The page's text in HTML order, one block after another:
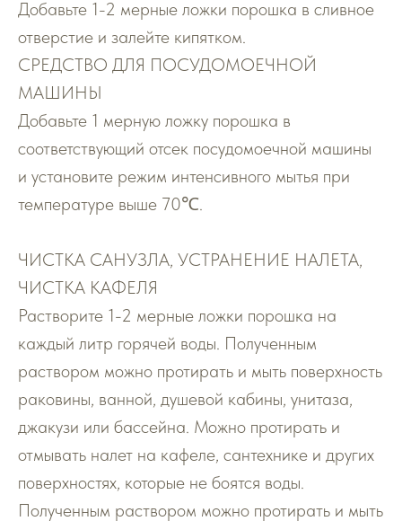
Добавьте 1-2 мерные ложки порошка в сливное
отверстие и залейте кипятком.
СРЕДСТВО ДЛЯ ПОСУДОМОЕЧНОЙ
МАШИНЫ
Добавьте 1 мерную ложку порошка в
соответствующий отсек посудомоечной машины
и установите режим интенсивного мытья при
температуре выше 70℃.
ЧИСТКА САНУЗЛА, УСТРАНЕНИЕ НАЛЕТА,
ЧИСТКА КАФЕЛЯ
Растворите 1-2 мерные ложки порошка на
каждый литр горячей воды. Полученным
раствором можно протирать и мыть поверхность
раковины, ванной, душевой кабины, унитаза,
джакузи или бассейна. Можно протирать и
отмывать налет на кафеле, сантехнике и других
поверхностях, которые не боятся воды.
Полученным раствором можно протирать и мыть